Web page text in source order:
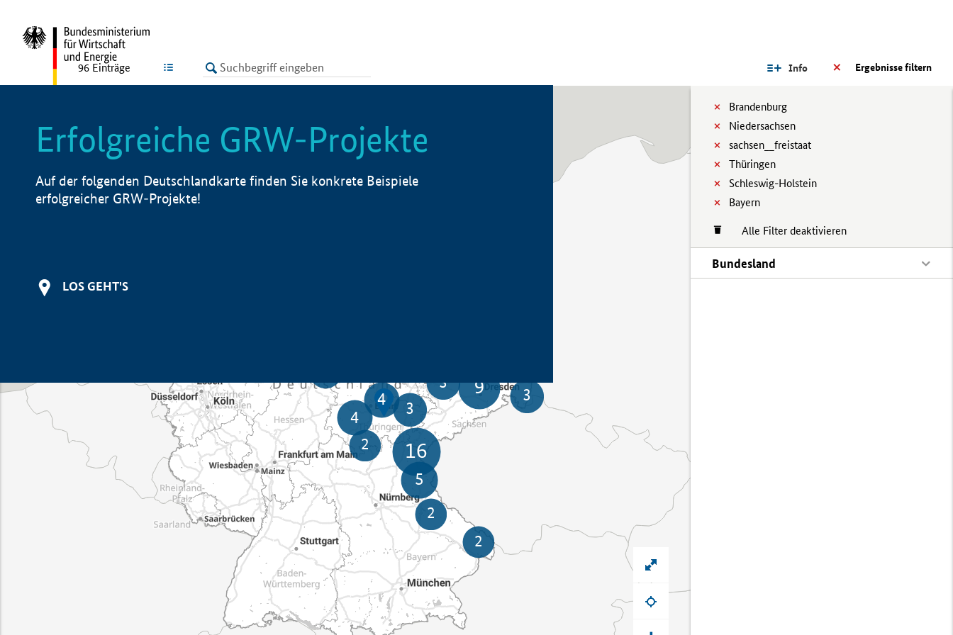
LISTE Ergebnisse filtern
Info
Brandenburg
Niedersachsen
sachsen__freistaat
Thüringen
Schleswig-Holstein
Bayern
Alle Filter deaktivieren
Bundesland
96 Einträge
Erfolgreiche GRW-Projekte
Auf der folgenden Deutschlandkarte finden Sie konkrete Beispiele
erfolgreicher GRW-Projekte!
LOS GEHT'S